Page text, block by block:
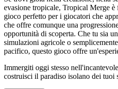
evasione tropicale, Tropical Merge è
gioco perfetto per i giocatori che
che offre comunque una
opportunità di scoperta. Che tu sia
simulazioni agricole o
pacifico, questo gioco offre
Immergiti oggi stesso
costruisci il paradiso isolano dei tuoi